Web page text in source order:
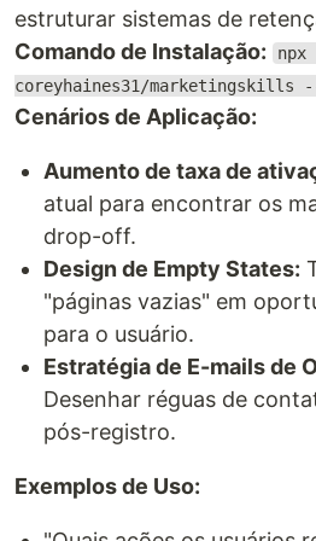
estruturar sistemas de
Comando de Instalação:
coreyhaines31/marketingskills
Cenários de Aplicação:
Aumento de taxa de
atual para encontrar os
drop-off.
Design de Empty States:
"páginas vazias" em
para o usuário.
Estratégia de E-mails de
Desenhar réguas de
pós-registro.
Exemplos de Uso: